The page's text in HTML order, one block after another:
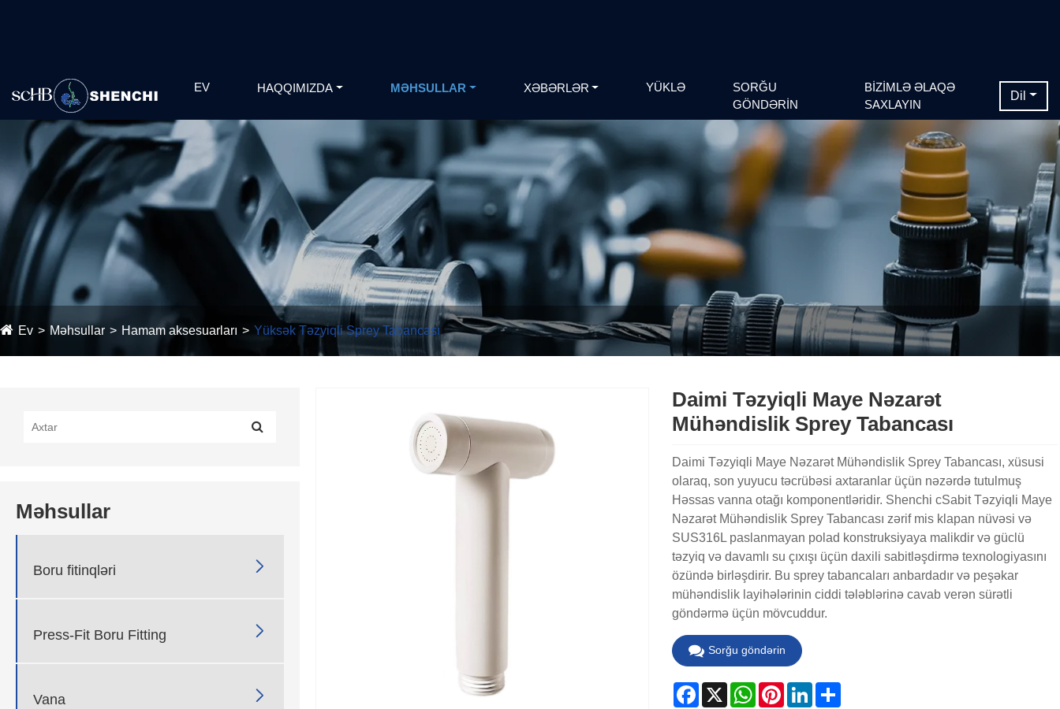
EV HAQQIMIZDA MƏHSULLAR XƏBƏRLƏR YÜKLƏ
SORĞU
GÖNDƏRIN
BIZIMLƏ ƏLAQƏ
SAXLAYIN
Dil
Ev Məhsullar Hamam aksesuarları Yüksək Təzyiqli Sprey Tabancası
Məhsullar
Boru fitinqləri 
Press-Fit Boru Fitting 
Vana 
Daimi Təzyiqli Maye Nəzarət
Mühəndislik Sprey Tabancası
Daimi Təzyiqli Maye Nəzarət Mühəndislik Sprey Tabancası, xüsusi
olaraq, son yuyucu təcrübəsi axtaranlar üçün nəzərdə tutulmuş
Həssas vanna otağı komponentləridir. Shenchi cSabit Təzyiqli Maye
Nəzarət Mühəndislik Sprey Tabancası zərif mis klapan nüvəsi və
SUS316L paslanmayan polad konstruksiyaya malikdir və güclü
təzyiq və davamlı su çıxışı üçün daxili sabitləşdirmə texnologiyasını
özündə birləşdirir. Bu sprey tabancaları anbardadır və peşəkar
mühəndislik layihələrinin ciddi tələblərinə cavab verən sürətli
göndərmə üçün mövcuddur.
Sorğu göndərin
Facebook
X WhatsApp
PinterestLinkedInShare